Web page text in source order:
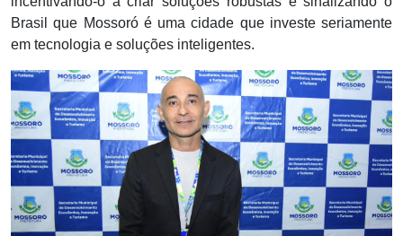
Brasil que Mossoró é uma cidade que investe seriamente
em tecnologia e soluções inteligentes.